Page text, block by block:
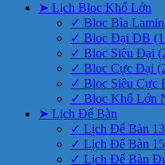
➤ Lịch Bloc Khổ Lớn
✓ Bloc Bìa
✓ Bloc Đại ĐB
✓ Bloc Siêu Đại
✓ Bloc Cực Đại
✓ Bloc Siêu Cực
✓ Bloc Khổ Lớn
➤ Lịch Để Bàn
✓ Lịch Để Bàn
✓ Lịch Để Bàn
✓ Lịch Để Bàn